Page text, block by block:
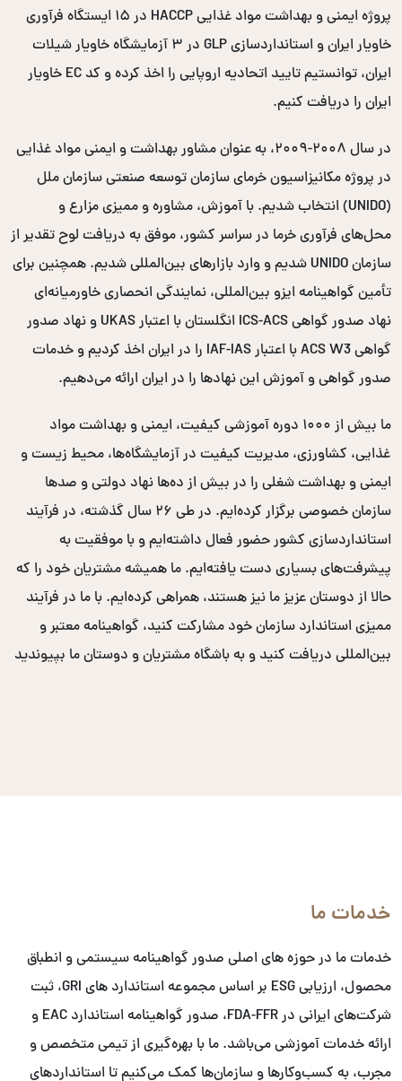
پروژه ایمنی و بهداشت مواد غذایی HACCP در ۱۵ ایستگاه فرآوری
خاویار ایران و استانداردسازی GLP در ۳ آزمایشگاه خاویار شیلات
ایران، توانستیم تایید اتحادیه اروپایی را اخذ کرده و کد EC خاویار
ایران را دریافت کنیم.
در سال ۲۰۰۸-۲۰۰۹، به عنوان مشاور بهداشت و ایمنی مواد غذایی
در پروژه مکانیزاسیون خرمای سازمان توسعه صنعتی سازمان ملل
(UNIDO) انتخاب شدیم. با آموزش، مشاوره و ممیزی مزارع و
محل‌های فرآوری خرما در سراسر کشور، موفق به دریافت لوح تقدیر از
سازمان UNIDO شدیم و وارد بازارهای بین‌المللی شدیم. همچنین برای
تأمین گواهینامه ایزو بین‌المللی، نمایندگی انحصاری خاورمیانه‌ای
نهاد صدور گواهی ICS-ACS انگلستان با اعتبار UKAS و نهاد صدور
گواهی ACS W3 با اعتبار IAF-IAS را در ایران اخذ کردیم و خدمات
صدور گواهی و آموزش این نهادها را در ایران ارائه می‌دهیم.
ما بیش از ۱۰۰۰ دوره آموزشی کیفیت، ایمنی و بهداشت مواد
غذایی، کشاورزی، مدیریت کیفیت در آزمایشگاه‌ها، محیط زیست و
ایمنی و بهداشت شغلی را در بیش از ده‌ها نهاد دولتی و صدها
سازمان خصوصی برگزار کرده‌ایم. در طی ۲۶ سال گذشته، در فرآیند
استانداردسازی کشور حضور فعال داشته‌ایم و با موفقیت به
پیشرفت‌های بسیاری دست یافته‌ایم. ما همیشه مشتریان خود را که
حالا از دوستان عزیز ما نیز هستند، همراهی کرده‌ایم. با ما در فرآیند
ممیزی استاندارد سازمان خود مشارکت کنید، گواهینامه معتبر و
بین‌المللی دریافت کنید و به باشگاه مشتریان و دوستان ما بپیوندید
خدمات ما
خدمات ما در حوزه های اصلی صدور گواهینامه سیستمی و انطباق
محصول، ارزیابی ESG بر اساس مجموعه استاندارد های GRI، ثبت
شرکت‌های ایرانی در FDA-FFR، صدور گواهینامه استاندارد EAC و
ارائه خدمات آموزشی می‌باشد. ما با بهره‌گیری از تیمی متخصص و
مجرب، به کسب‌وکارها و سازمان‌ها کمک می‌کنیم تا استانداردهای